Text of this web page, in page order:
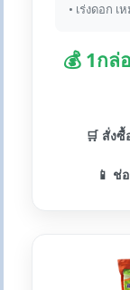
• เร่งดอก
💰 1กล่
🛒 สั่งซื้
📱 ช่